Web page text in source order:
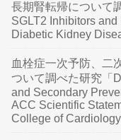
長期腎転帰について
SGLT2 Inhibitors
Diabetic Kidney
血栓症一次予防、二
ついて調べた研究「
and Secondary
ACC Scientific
College of